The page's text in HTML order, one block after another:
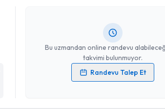
Bu uzmandan online randevu
takvimi bulunmuyor.
Randevu Talep Et
oluşturun. Size bu uzmandan randevu almanız için
Kişisel verilerimin işlenmesine ilişkin